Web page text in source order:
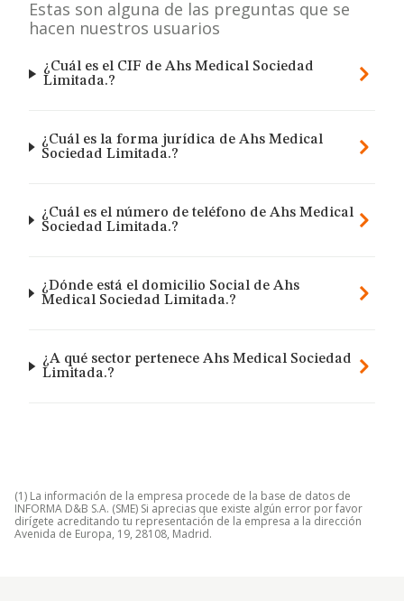
Estas son alguna de las preguntas que se
hacen nuestros usuarios
¿Cuál es el CIF de Ahs Medical Sociedad
Limitada.?
¿Cuál es la forma jurídica de Ahs Medical
Sociedad Limitada.?
¿Cuál es el número de teléfono de Ahs Medical
Sociedad Limitada.?
¿Dónde está el domicilio Social de Ahs
Medical Sociedad Limitada.?
¿A qué sector pertenece Ahs Medical Sociedad
Limitada.?
(1) La información de la empresa procede de la base de datos de
INFORMA D&B S.A. (SME) Si aprecias que existe algún error por favor
dirígete acreditando tu representación de la empresa a la dirección
Avenida de Europa, 19, 28108, Madrid.